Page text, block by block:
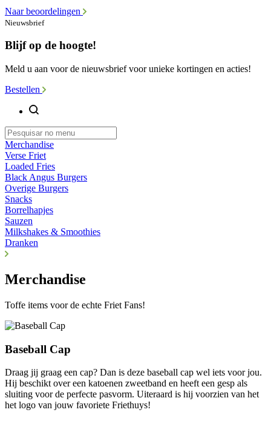
Naar beoordelingen
Nieuwsbrief
Blijf op de hoogte!
Meld u aan voor de nieuwsbrief voor unieke kortingen en acties!
Bestellen
Merchandise
Verse Friet
Loaded Fries
Black Angus Burgers
Overige Burgers
Snacks
Borrelhapjes
Sauzen
Milkshakes & Smoothies
Dranken
Merchandise
Toffe items voor de echte Friet Fans!
Baseball Cap
Draag jij graag een cap? Dan is deze baseball cap wel iets voor jou.
Hij beschikt over een katoenen zweetband en heeft een gesp als
sluiting voor de perfecte pasvorm. Uiteraard is hij voorzien van het
het logo van jouw favoriete Friethuys!